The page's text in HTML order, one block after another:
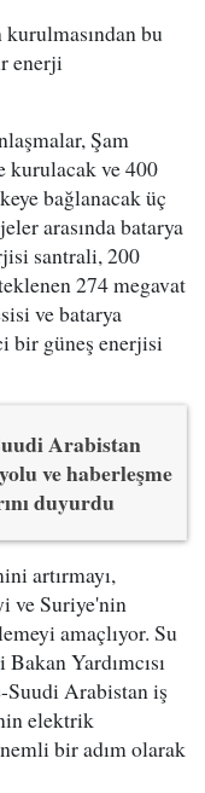
bu
enerji
Şam
kurulacak ve 400
bağlanacak üç
arasında batarya
santrali, 200
274 megavat
ve batarya
bir güneş enerjisi
Arabistan
ve haberleşme
duyurdu
artırmayı,
ve Suriye'nin
amaçlıyor. Su
Yardımcısı
Suudi Arabistan iş
elektrik
bir adım olarak